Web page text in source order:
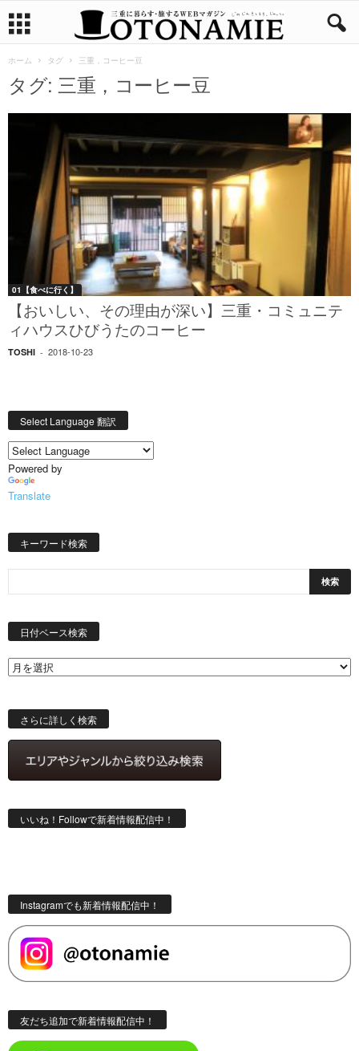
ホーム タグ 三重，コーヒー豆
タグ: 三重，コーヒー豆
01【食べに行く】
【おいしい、その理由が深い】三重・コミュニテ
ィハウスひびうたのコーヒー
TOSHI - 2018-10-23
Select Language 翻訳
Powered by
Translate
キーワード検索
日付ベース検索
さらに詳しく検索
いいね！Followで新着情報配信中！
Instagramでも新着情報配信中！
友だち追加で新着情報配信中！